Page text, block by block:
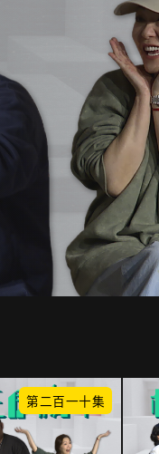
第二百一十集